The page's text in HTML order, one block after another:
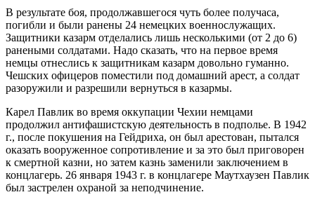
В результате боя, продолжавшегося чуть более получаса,
погибли и были ранены 24 немецких военнослужащих.
Защитники казарм отделались лишь несколькими (от 2 до 6)
ранеными солдатами. Надо сказать, что на первое время
немцы отнеслись к защитникам казарм довольно гуманно.
Чешских офицеров поместили под домашний арест, а солдат
разоружили и разрешили вернуться в казармы.
Карел Павлик во время оккупации Чехии немцами
продолжил антифашистскую деятельность в подполье. В 1942
г., после покушения на Гейдриха, он был арестован, пытался
оказать вооруженное сопротивление и за это был приговорен
к смертной казни, но затем казнь заменили заключением в
концлагерь. 26 января 1943 г. в концлагере Маутхаузен Павлик
был застрелен охраной за неподчинение.